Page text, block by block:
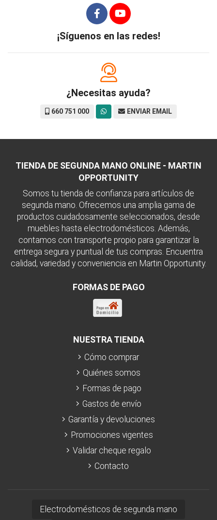
¡Síguenos en las redes!
¿Necesitas ayuda?
660 751 000 ENVIAR EMAIL
TIENDA DE SEGUNDA MANO ONLINE - MARTIN
OPPORTUNITY
Somos tu tienda de confianza para artículos de
segunda mano. Ofrecemos una amplia gama de
productos cuidadosamente seleccionados, desde
muebles hasta electrodomésticos. Además,
contamos con transporte propio para garantizar la
entrega segura y puntual de tus compras. Encuentra
calidad, variedad y conveniencia en Martin Opportunity.
FORMAS DE PAGO
NUESTRA TIENDA
Cómo comprar
Quiénes somos
Formas de pago
Gastos de envío
Garantía y devoluciones
Promociones vigentes
Validar cheque regalo
Contacto
Electrodomésticos de segunda mano